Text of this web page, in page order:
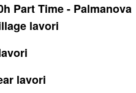
Part Time - Palmanova
lavori
lavori